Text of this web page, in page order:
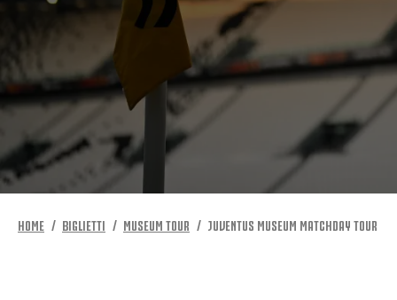
HOME BIGLIETTI MUSEUM TOUR JUVENTUS MUSEUM MATCHDAY TOUR